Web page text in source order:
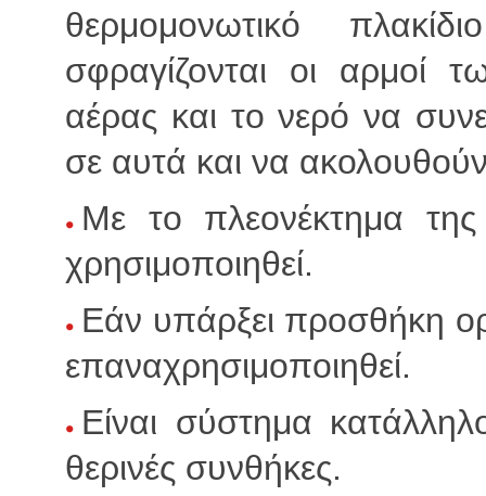
θερμομονωτικό
σφραγίζονται οι αρμοί
αέρας και το νερό να
σε αυτά και να
Με το πλεονέκτημα
χρησιμοποιηθεί.
Εάν υπάρξει προσθήκη
επαναχρησιμοποιηθεί.
Είναι σύστημα
θερινές συνθήκες.